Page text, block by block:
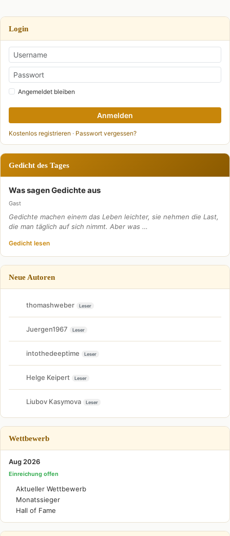
Login
Angemeldet bleiben
Anmelden
Kostenlos registrieren · Passwort vergessen?
Gedicht des Tages
Was sagen Gedichte aus
Gast
Gedichte machen einem das Leben leichter, sie nehmen die Last,
die man täglich auf sich nimmt. Aber was …
Gedicht lesen
Neue Autoren
thomashweber Leser
Juergen1967 Leser
intothedeeptime Leser
Helge Keipert Leser
Liubov Kasymova Leser
Wettbewerb
Aug 2026
Einreichung offen
Aktueller Wettbewerb
Monatssieger
Hall of Fame